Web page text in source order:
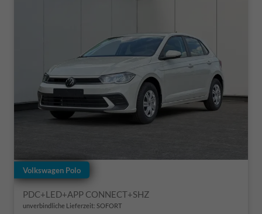
Volkswagen Polo
PDC+LED+APP CONNECT+SHZ
unverbindliche Lieferzeit: SOFORT